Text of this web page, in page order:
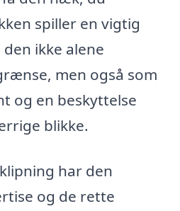
spiller en vigtig
ikke alene
men også som
og en beskyttelse
blikke.
har den
og de rette